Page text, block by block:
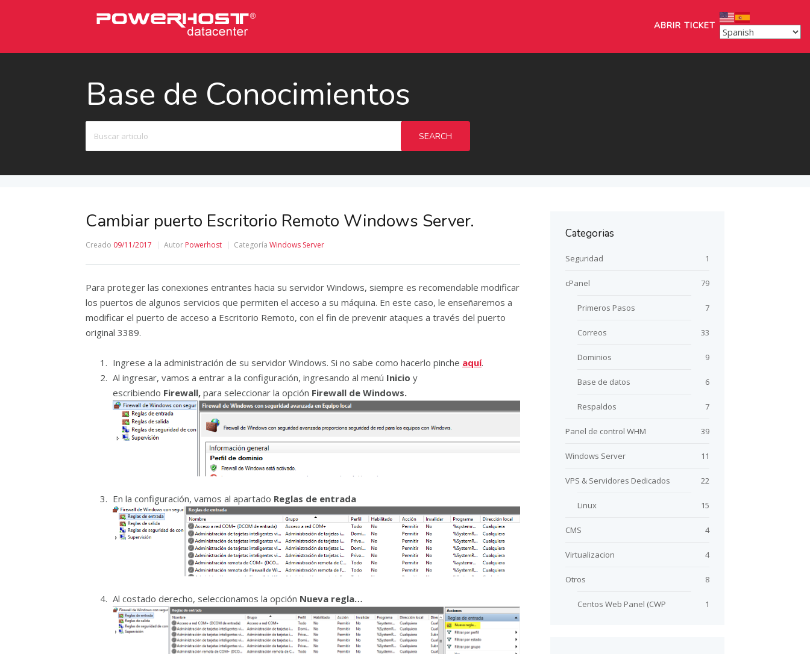
ABRIR TICKET
Base de Conocimientos
SEARCH
Cambiar puerto Escritorio Remoto Windows Server.
Creado 09/11/2017 Autor Powerhost Categoría Windows Server
Para proteger las conexiones entrantes hacia su servidor Windows, siempre es recomendable modificar
los puertos de algunos servicios que permiten el acceso a su máquina. En este caso, le enseñaremos a
modificar el puerto de acceso a Escritorio Remoto, con el fin de prevenir ataques a través del puerto
original 3389.
Ingrese a la administración de su servidor Windows. Si no sabe como hacerlo pinche aquí.
Al ingresar, vamos a entrar a la configuración, ingresando al menú Inicio y
escribiendo Firewall, para seleccionar la opción Firewall de Windows.
En la configuración, vamos al apartado Reglas de entrada
Al costado derecho, seleccionamos la opción Nueva regla…
Categorias
Seguridad 1
cPanel 79
Primeros Pasos 7
Correos 33
Dominios 9
Base de datos 6
Respaldos 7
Panel de control WHM 39
Windows Server 11
VPS & Servidores Dedicados 22
Linux 15
CMS 4
Virtualizacion 4
Otros 8
Centos Web Panel (CWP 1